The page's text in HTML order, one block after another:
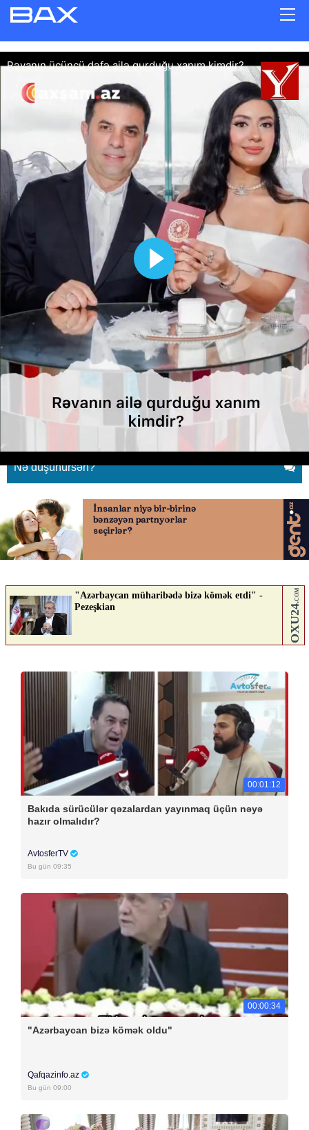
Rəvanın üçüncü dəfə ailə
qurduğu xanım kimdir?
YENILIK.AZ ABUNƏ OL
Nə düşünürsən?
00:01:12
Bakıda sürücülər qəzalardan yayınmaq üçün nəyə
hazır olmalıdır?
AvtosferTV
Bu gün 09:35
00:00:34
"Azərbaycan bizə kömək oldu"
Qafqazinfo.az
Bu gün 09:00